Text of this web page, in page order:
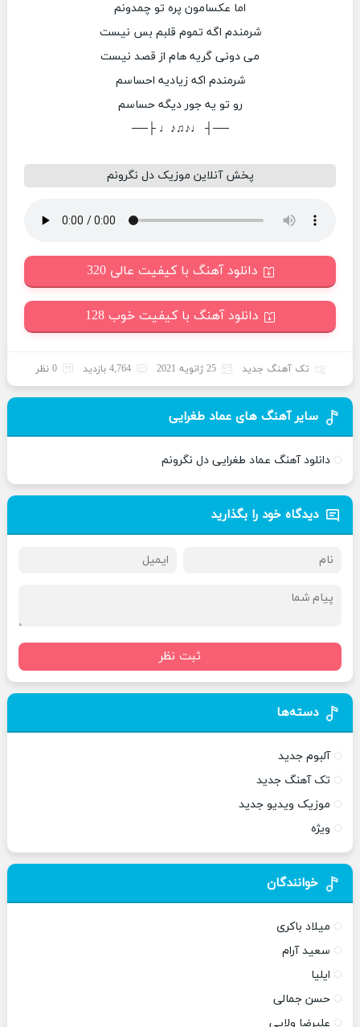
اما عکسامون پره تو چمدونم
شرمندم اگه تموم قلبم بس نیست
می دونی گریه هام از قصد نیست
شرمندم اکه زیادیه احساسم
رو تو یه جور دیگه حساسم
──┤ ♩♪♫♪♩ ├──
پخش آنلاین موزیک دل نگرونم
دانلود آهنگ با کیفیت عالی 320
دانلود آهنگ با کیفیت خوب 128
تک آهنگ جدید 25 ژانویه 2021 4,764 بازدید 0 نظر
سایر آهنگ های عماد طغرایی
دانلود آهنگ عماد طغرایی دل نگرونم
دیدگاه خود را بگذارید
ثبت نظر
دسته‌ها
آلبوم جدید
تک آهنگ جدید
موزیک ویدیو جدید
ویژه
خوانندگان
میلاد باکری
سعید آرام
ایلیا
حسن جمالی
علیرضا ولایی